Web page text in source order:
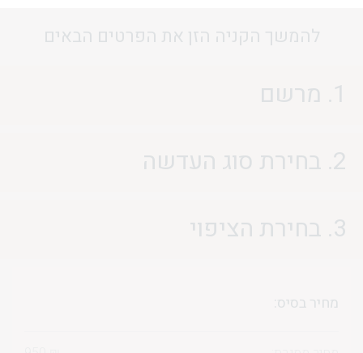
להמשך הקניה הזן את הפרטים הבאים
1. מרשם
2. בחירת סוג העדשה
3. בחירת הציפוי
מחיר בסיס: